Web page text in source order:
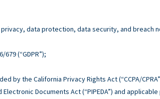
privacy, data protection, data security, and breach
(“GDPR”);
by the California Privacy Rights Act (“CCPA/
Documents Act (“PIPEDA”) and